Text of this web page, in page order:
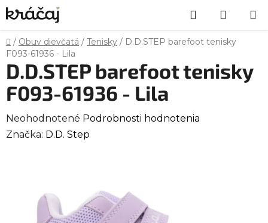
Prejsť
na
obsah
Hľadať
KOŠÍK
Domov
/ Obuv dievčatá / Tenisky / D.D.STEP barefoot tenisky
F093-61936 - Lila
D.D.STEP barefoot tenisky
F093-61936 - Lila
Priemerné
hodnotenie
Neohodnotené Podrobnosti hodnotenia
Značka: D.D. Step